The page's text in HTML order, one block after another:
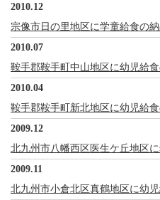
2010.12
宗像市日の里地区に学童給食の
2010.07
鞍手郡鞍手町中山地区に幼児給
2010.04
鞍手郡鞍手町新北地区に幼児給
2009.12
北九州市八幡西区医生ケ丘地区
2009.11
北九州市小倉北区真鶴地区に幼